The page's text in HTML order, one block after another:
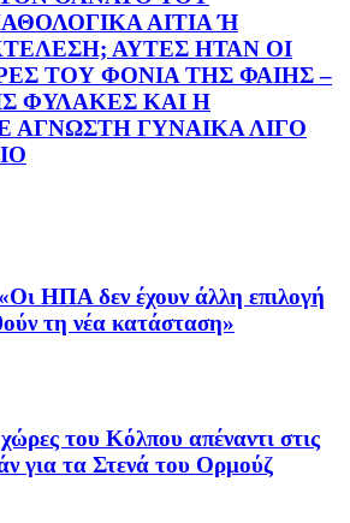
ΑΙΤΙΑ Ή
ΑΥΤΕΣ ΗΤΑΝ ΟΙ
ΤΟΥ ΦΟΝΙΑ ΤΗΣ ΦΑΙΗΣ –
ΦΥΛΑΚΕΣ ΚΑΙ Η
ΓΥΝΑΙΚΑ ΛΙΓΟ
ΗΠΑ δεν έχουν άλλη επιλογή
τη νέα κατάσταση»
του Κόλπου απέναντι στις
για τα Στενά του Ορμούζ